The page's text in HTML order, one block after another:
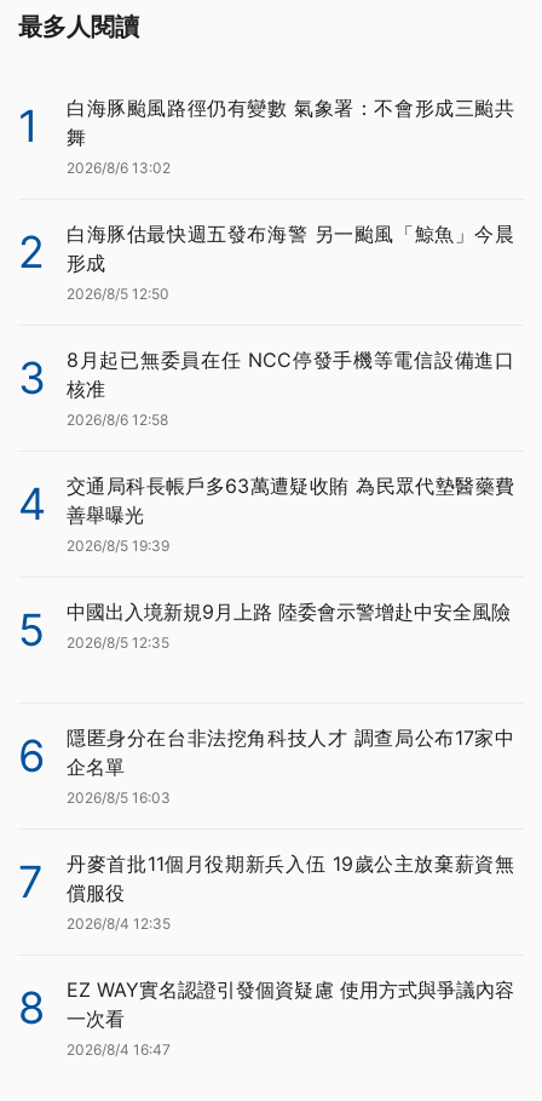
最多人閱讀
1
白海豚颱風路徑仍有變數 氣象署：不會形成三颱共
舞
2026/8/6 13:02
2
白海豚估最快週五發布海警 另一颱風「鯨魚」今晨
形成
2026/8/5 12:50
3
8月起已無委員在任 NCC停發手機等電信設備進口
核准
2026/8/6 12:58
4
交通局科長帳戶多63萬遭疑收賄 為民眾代墊醫藥費
善舉曝光
2026/8/5 19:39
5 中國出入境新規9月上路 陸委會示警增赴中安全風險
2026/8/5 12:35
6
隱匿身分在台非法挖角科技人才 調查局公布17家中
企名單
2026/8/5 16:03
7
丹麥首批11個月役期新兵入伍 19歲公主放棄薪資無
償服役
2026/8/4 12:35
8
EZ WAY實名認證引發個資疑慮 使用方式與爭議內容
一次看
2026/8/4 16:47